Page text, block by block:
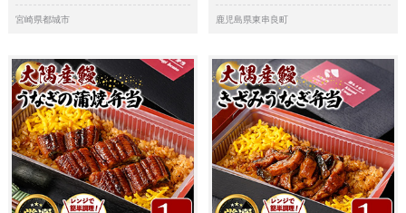
宮崎県都城市 鹿児島県東串良町